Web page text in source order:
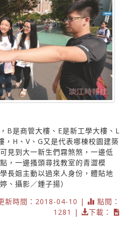
B是商管大樓、E是新工學大樓、L
，H、V、G又是代表哪棟校園建築
見到大一新生們霧煞煞，一邊低
，一邊搔頭尋找教室的青澀模
長姐主動以過來人身份，體貼地
、攝影／鍾子揚）
新時間：2018-04-10 |
點閱：
1281 |
下載：